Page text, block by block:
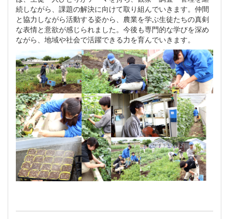
続しながら、課題の解決に向けて取り組んでいきます。仲間
と協力しながら活動する姿から、農業を学ぶ生徒たちの真剣
な表情と意欲が感じられました。今後も専門的な学びを深め
ながら、地域や社会で活躍できる力を育んでいきます。